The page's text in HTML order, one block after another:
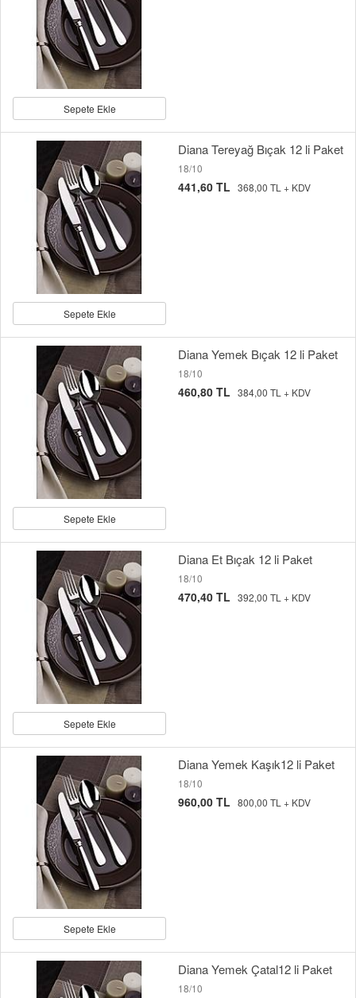
Sepete Ekle
Sepete Ekle
Diana Tereyağ Bıçak 12 li Paket
18/10
441,60 TL 368,00 TL + KDV
Sepete Ekle
Diana Yemek Bıçak 12 li Paket
18/10
460,80 TL 384,00 TL + KDV
Sepete Ekle
Diana Et Bıçak 12 li Paket
18/10
470,40 TL 392,00 TL + KDV
Sepete Ekle
Diana Yemek Kaşık12 li Paket
18/10
960,00 TL 800,00 TL + KDV
Diana Yemek Çatal12 li Paket
18/10